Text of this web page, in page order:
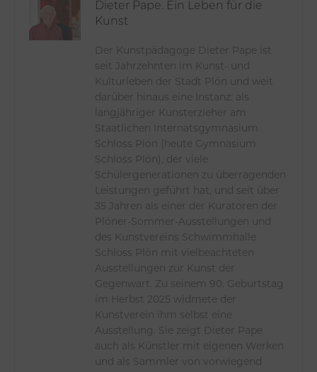
Dieter Pape. Ein Leben für die
Kunst
Der Kunstpädagoge Dieter Pape ist
seit Jahrzehnten im Kunst- und
Kulturleben der Stadt Plön und weit
darüber hinaus eine Instanz: als
langjähriger Kunsterzieher am
Staatlichen Internatsgymnasium
Schloss Plön (heute Gymnasium
Schloss Plön), der viele
Schülergenerationen zu überragenden
Leistungen geführt hat, und seit über
35 Jahren als einer der Kuratoren der
Plöner-Sommer-Ausstellungen und
des Kunstvereins Schwimmhalle
Schloss Plön mit vielbeachteten
Ausstellungen zur Kunst der
Gegenwart. Zu seinem 90. Geburtstag
im Herbst 2025 widmete der
Kunstverein ihm selbst eine
Ausstellung. Sie zeigt Dieter Pape
auch als Künstler mit eigenen Werken
und als Sammler von vorwiegend